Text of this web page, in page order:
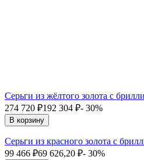
Серьги из жёлтого золота с
274 720 ₽192 304 ₽- 30%
В корзину
Серьги из красного золота с
99 466 ₽69 626,20 ₽- 30%